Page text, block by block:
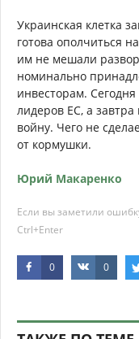
Украинская клетка
готова ополчиться
им не мешали
номинально
инвесторам.
лидеров ЕС, а
войну. Чего не
от кормушки.
Юрий Макаренко
Если вы заметили
Ctrl+Enter
0 0